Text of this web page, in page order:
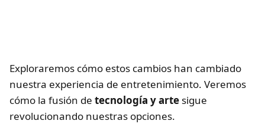
Exploraremos cómo estos cambios han cambiado
nuestra experiencia de entretenimiento. Veremos
cómo la fusión de tecnología y arte sigue
revolucionando nuestras opciones.